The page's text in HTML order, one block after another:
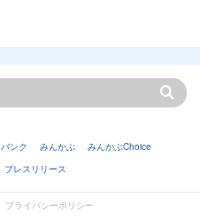
バンク みんかぶ
みんかぶChoice
プレスリリース
プライバシーポリシー